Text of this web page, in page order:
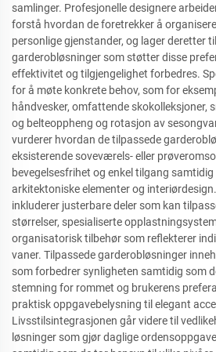
samlinger. Profesjonelle designere
forstå hvordan de foretrekker å
personlige gjenstander, og lager deretter
garderobløsninger som støtter disse
effektivitet og tilgjengelighet forbedres.
for å møte konkrete behov, som for
håndvesker, omfattende skokolleksjoner,
og belteoppheng og rotasjon av
vurderer hvordan de tilpassede
eksisterende soveværels- eller
bevegelsesfrihet og enkel tilgang
arkitektoniske elementer og
inkluderer justerbare deler som kan
størrelser, spesialiserte
organisatorisk tilbehør som reflekterer
vaner. Tilpassede garderobløsninger
som forbedrer synligheten samtidig som
stemning for rommet og brukerens
praktisk oppgavebelysning til elegant
Livsstilsintegrasjonen går videre til
løsninger som gjør daglige